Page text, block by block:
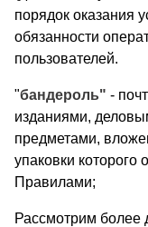
порядок оказания
обязанности
пользователей.
"бандероль" -
изданиями,
предметами,
упаковки
Правилами;
Рассмотрим более